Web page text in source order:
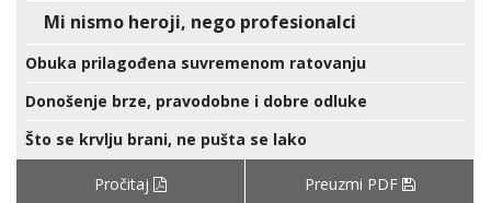
Mi nismo heroji, nego profesionalci
Obuka prilagođena suvremenom ratovanju
Donošenje brze, pravodobne i dobre odluke
Što se krvlju brani, ne pušta se lako
Pročitaj Preuzmi PDF